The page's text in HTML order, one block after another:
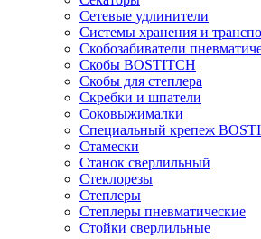
Сетевые удлинители
Системы хранения и
Скобозабиватели
Скобы BOSTITCH
Скобы для степлера
Скребки и шпатели
Соковыжималки
Специальный крепеж
Стамески
Станок сверлильный
Стеклорезы
Степлеры
Степлеры пневматические
Стойки сверлильные